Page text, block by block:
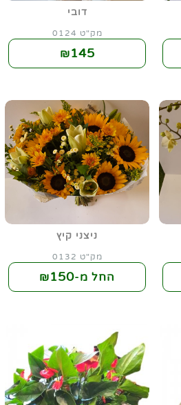
דובי
מק"ט 0124
₪145
ניצני קיץ
מק"ט 0132
החל מ-₪150